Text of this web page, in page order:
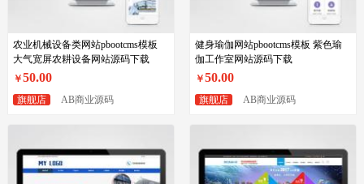
农业机械设备类网站pbootcms模板
大气宽屏农耕设备网站源码下载
￥50.00
旗舰店 AB商业源码
健身瑜伽网站pbootcms模板 紫色瑜
伽工作室网站源码下载
￥50.00
旗舰店 AB商业源码